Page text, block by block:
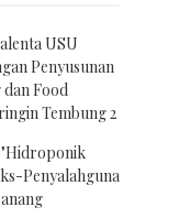
USU
Penyusunan
Food
Tembung 2
"Hidroponik
Penyalahguna